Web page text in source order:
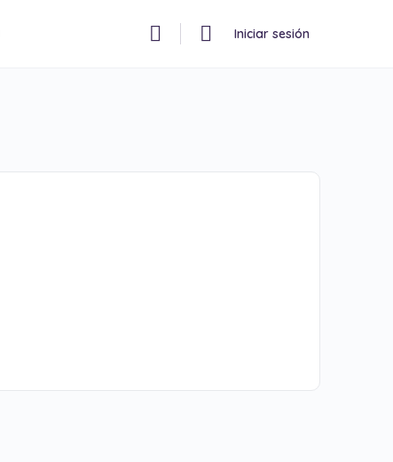
Iniciar sesión